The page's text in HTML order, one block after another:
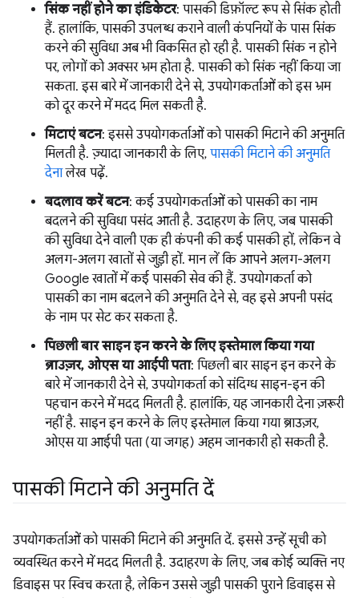
सिंक नहीं होने का इंडिकेटर: पासकी डिफ़ॉल्ट रूप से सिंक होती
हैं. हालांकि, पासकी उपलब्ध कराने वाली कंपनियों के पास सिंक
करने की सुविधा अब भी विकसित हो रही है. पासकी सिंक न होने
पर, लोगों को अक्सर भ्रम होता है. पासकी को सिंक नहीं किया जा
सकता. इस बारे में जानकारी देने से, उपयोगकर्ताओं को इस भ्रम
को दूर करने में मदद मिल सकती है.
मिटाएं बटन: इससे उपयोगकर्ताओं को पासकी मिटाने की अनुमति
मिलती है. ज़्यादा जानकारी के लिए, पासकी मिटाने की अनुमति
देनालेख पढ़ें.
बदलाव करें बटन: कई उपयोगकर्ताओं को पासकी का नाम
बदलने की सुविधा पसंद आती है. उदाहरण के लिए, जब पासकी
की सुविधा देने वाली एक ही कंपनी की कई पासकी हों, लेकिन वे
अलग-अलग खातों से जुड़ी हों. मान लें कि आपने अलग-अलग
Google खातों में कई पासकी सेव की हैं. उपयोगकर्ता को
पासकी का नाम बदलने की अनुमति देने से, वह इसे अपनी पसंद
के नाम पर सेट कर सकता है.
पिछली बार साइन इन करने के लिए इस्तेमाल किया गया
ब्राउज़र, ओएस या आईपी पता: पिछली बार साइन इन करने के
बारे में जानकारी देने से, उपयोगकर्ता को संदिग्ध साइन-इन की
पहचान करने में मदद मिलती है. हालांकि, यह जानकारी देना ज़रूरी
नहीं है. साइन इन करने के लिए इस्तेमाल किया गया ब्राउज़र,
ओएस या आईपी पता (या जगह) अहम जानकारी हो सकती है.
पासकी मिटाने की अनुमति दें
उपयोगकर्ताओं को पासकी मिटाने की अनुमति दें. इससे उन्हें सूची को
व्यवस्थित करने में मदद मिलती है. उदाहरण के लिए, जब कोई व्यक्ति नए
डिवाइस पर स्विच करता है, लेकिन उससे जुड़ी पासकी पुराने डिवाइस से